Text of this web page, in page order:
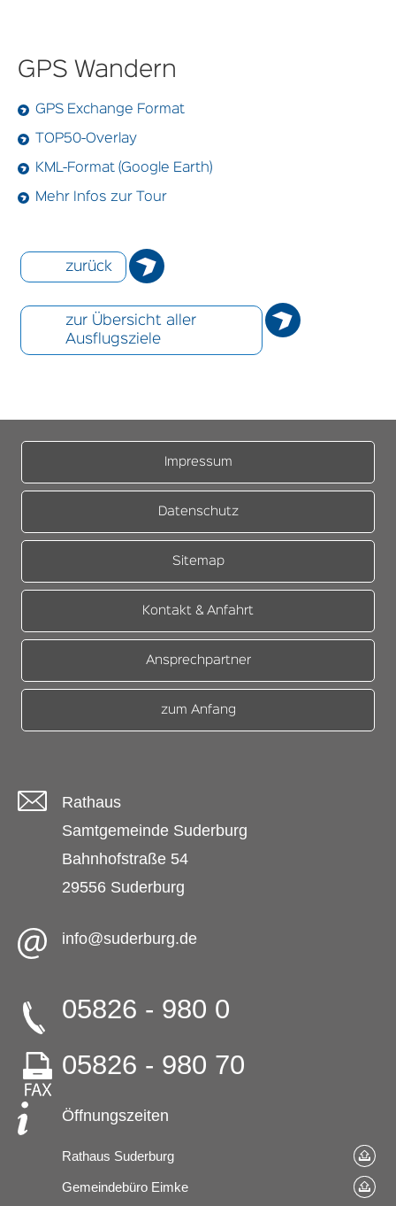
GPS Wandern
GPS Exchange Format
TOP50-Overlay
KML-Format (Google Earth)
Mehr Infos zur Tour
zurück
zur Übersicht aller
Ausflugsziele
Impressum
Datenschutz
Sitemap
Kontakt & Anfahrt
Ansprechpartner
zum Anfang
Rathaus
Samtgemeinde Suderburg
Bahnhofstraße 54
29556 Suderburg
info@suderburg.de
05826 - 980 0
05826 - 980 70
Öffnungszeiten
Rathaus Suderburg
Gemeindebüro Eimke